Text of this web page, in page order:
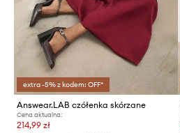
extra -5% z kodem: OFF*
Answear.LAB czółenka skórzane
Cena aktualna:
214,99 zł